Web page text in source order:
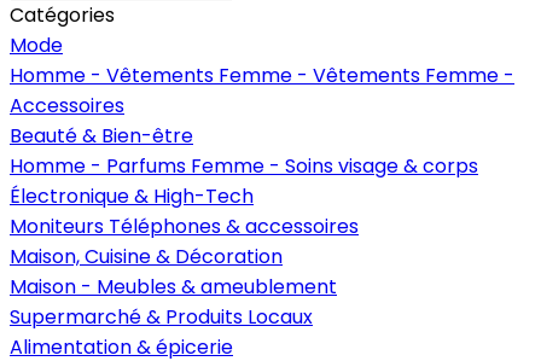
Catégories
Mode
Homme - Vêtements Femme - Vêtements Femme -
Accessoires
Beauté & Bien-être
Homme - Parfums Femme - Soins visage & corps
Électronique & High-Tech
Moniteurs Téléphones & accessoires
Maison, Cuisine & Décoration
Maison - Meubles & ameublement
Supermarché & Produits Locaux
Alimentation & épicerie